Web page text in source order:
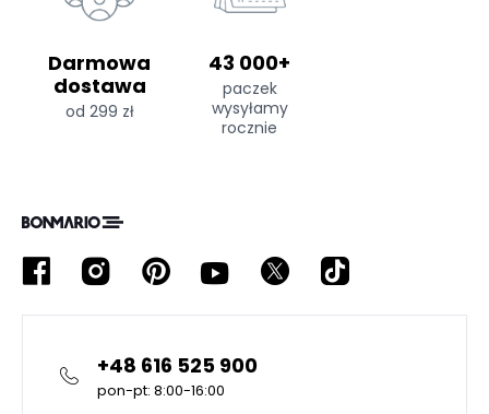
Darmowa
dostawa
od 299 zł
43 000+
paczek
wysyłamy
rocznie
+48 616 525 900
pon-pt: 8:00-16:00